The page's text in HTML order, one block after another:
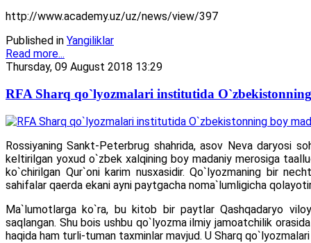
http://www.academy.uz/uz/news/view/397
Published in Yangiliklar
Read more...
Thursday, 09 August 2018 13:29
RFA Sharq qo`lyozmalari institutida
Rossiyaning Sankt-Peterbrug shahrida, asov Neva daryosi
keltirilgan yoxud o`zbek xalqining boy madaniy merosiga
ko`chirilgan Qur`oni karim nusxasidir. Qo`lyozmaning bir
sahifalar qaerda ekani ayni paytgacha noma`lumligicha
Ma`lumotlarga ko`ra, bu kitob bir paytlar Qashqadaryo
saqlangan. Shu bois ushbu qo`lyozma ilmiy jamoatchilik
haqida ham turli-tuman taxminlar mavjud. U Sharq